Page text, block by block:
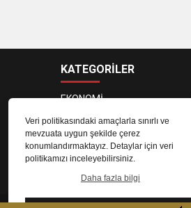
Veri politikasındaki amaçlarla sınırlı ve
mevzuata uygun şekilde çerez
konumlandırmaktayız. Detaylar için veri
politikamızı inceleyebilirsiniz.
Daha fazla bilgi
KATEGORİLER
EKONOMİ
PROGRAMCILAR
SAĞLIK
SPOR